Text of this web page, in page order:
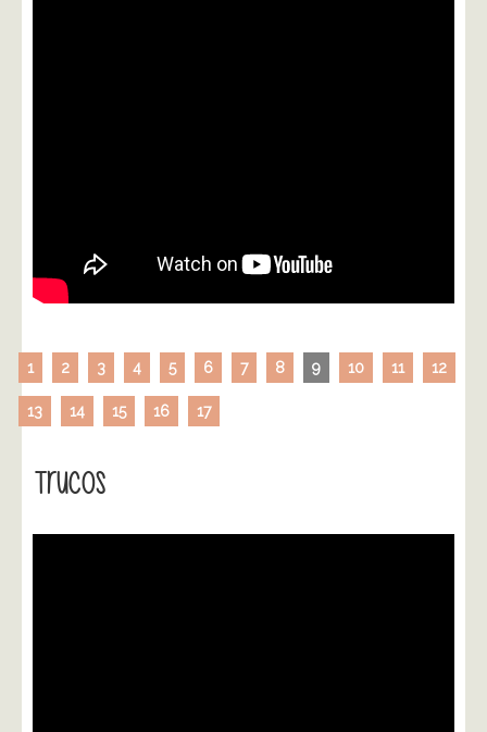
1 2 3 4 5 6 7 8 9 10 11 12
13 14 15 16 17
Trucos